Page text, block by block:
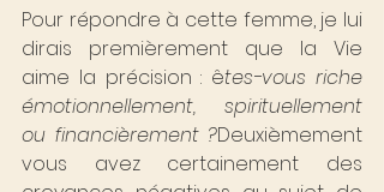
Pour répondre à cette femme, je lui
dirais premièrement que la Vie
aime la précision : êtes-vous riche
émotionnellement, spirituellement
ou financièrement ?Deuxièmement
vous avez certainement des